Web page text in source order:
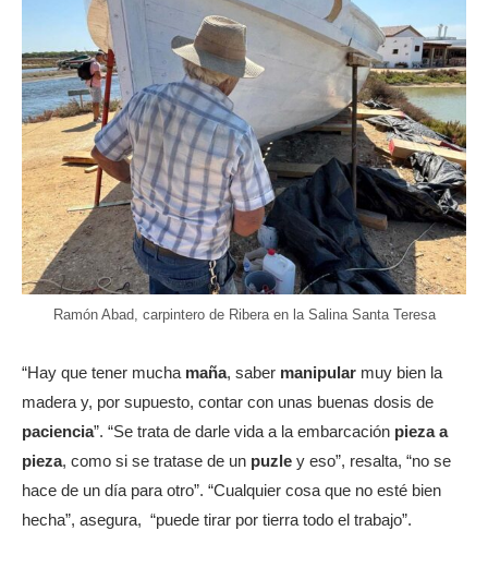
Ramón Abad, carpintero de Ribera en la Salina Santa Teresa
“Hay que tener mucha maña, saber manipular muy bien la
madera y, por supuesto, contar con unas buenas dosis de
paciencia”. “Se trata de darle vida a la embarcación pieza a
pieza, como si se tratase de un puzle y eso”, resalta, “no se
hace de un día para otro”. “Cualquier cosa que no esté bien
hecha”, asegura, “puede tirar por tierra todo el trabajo”.